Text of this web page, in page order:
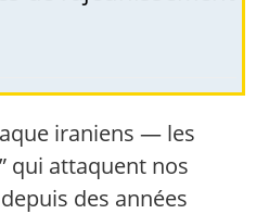
iraniens — les
qui attaquent nos
des années